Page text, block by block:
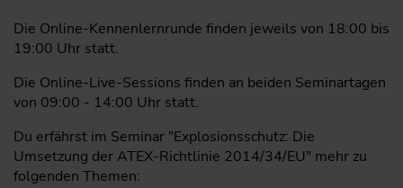
Die Online-Kennenlernrunde finden jeweils von 18:00 bis
19:00 Uhr statt.
Die Online-Live-Sessions finden an beiden Seminartagen
von 09:00 - 14:00 Uhr statt.
Du erfährst im Seminar "Explosionsschutz: Die
Umsetzung der ATEX-Richtlinie 2014/34/EU" mehr zu
folgenden Themen: